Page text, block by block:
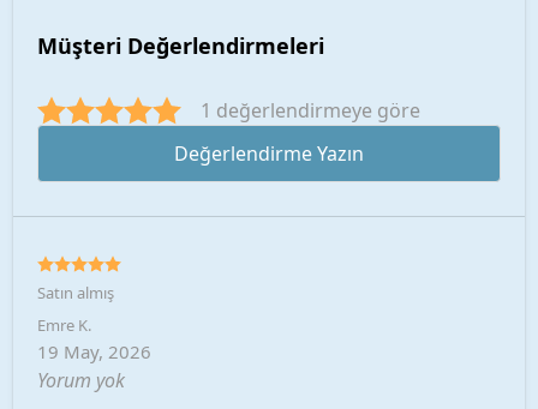
Müşteri Değerlendirmeleri
1 değerlendirmeye göre
Değerlendirme Yazın
Satın almış
Emre K.
19 May, 2026
Yorum yok